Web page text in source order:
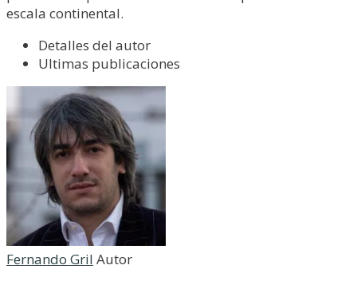
escala continental.
Detalles del autor
Ultimas publicaciones
Fernando Gril Autor